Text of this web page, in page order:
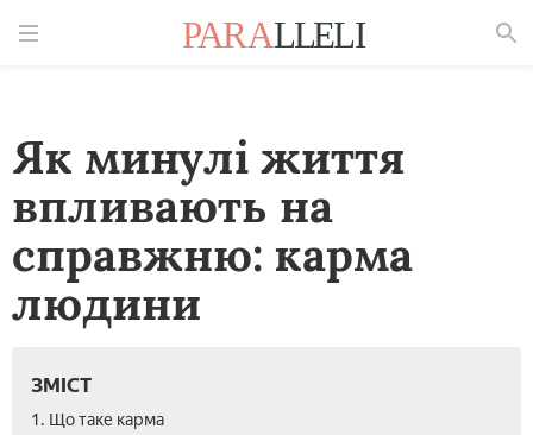
Як минулі життя
впливають на
справжню: карма
людини
ЗМІСТ
1. Що таке карма